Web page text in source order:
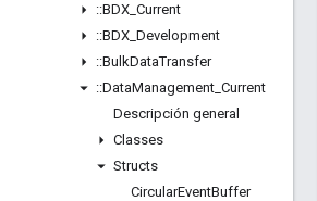
::BDX Current
::BDX Development
::BulkDataTransfer
::DataManagement Current
Descripción general
Classes
Structs
CircularEventBuffer